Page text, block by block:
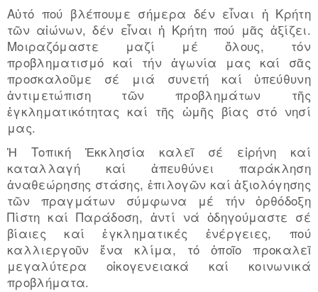
Αὐτό πού βλέπουμε σήμερα δέν εἶναι ἡ Κρήτη
τῶν αἰώνων, δέν εἶναι ἡ Κρήτη πού μᾶς ἀξίζει.
Μοιραζόμαστε μαζί μέ ὅλους, τόν
προβληματισμό καί τήν ἀγωνία μας καί σᾶς
προσκαλοῦμε σέ μιά συνετή καί ὑπεύθυνη
ἀντιμετώπιση τῶν προβλημάτων τῆς
ἐγκληματικότητας καί τῆς ὠμῆς βίας στό νησί
μας.
Ἡ Τοπική Ἐκκλησία καλεῖ σέ εἰρήνη καί
καταλλαγή καί ἀπευθύνει παράκληση
ἀναθεώρησης στάσης, ἐπιλογῶν καί ἀξιολόγησης
τῶν πραγμάτων σύμφωνα μέ τήν ὀρθόδοξη
Πίστη καί Παράδοση, ἀντί νά ὁδηγούμαστε σέ
βίαιες καί ἐγκληματικές ἐνέργειες, πού
καλλιεργοῦν ἕνα κλίμα, τό ὁποῖο προκαλεῖ
μεγαλύτερα οἰκογενειακά καί κοινωνικά
προβλήματα.